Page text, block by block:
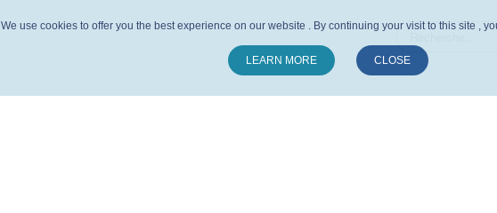
We use cookies to offer you the best experience on our website . By continuing your visit to this site ,
LEARN MORE CLOSE